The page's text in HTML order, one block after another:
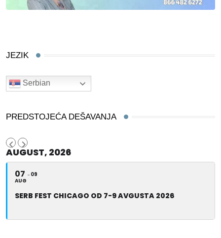
JEZIK
Serbian
PREDSTOJEĆA DEŠAVANJA
AUGUST, 2026
07
AUG
09
SERB FEST CHICAGO OD 7-9 AVGUSTA 2026